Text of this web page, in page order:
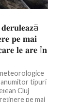
𝐩𝐞 𝐦𝐚𝐢
𝐥𝐞 𝐚𝐫𝐞 î𝐧
tipuri
Cluj
pe mai